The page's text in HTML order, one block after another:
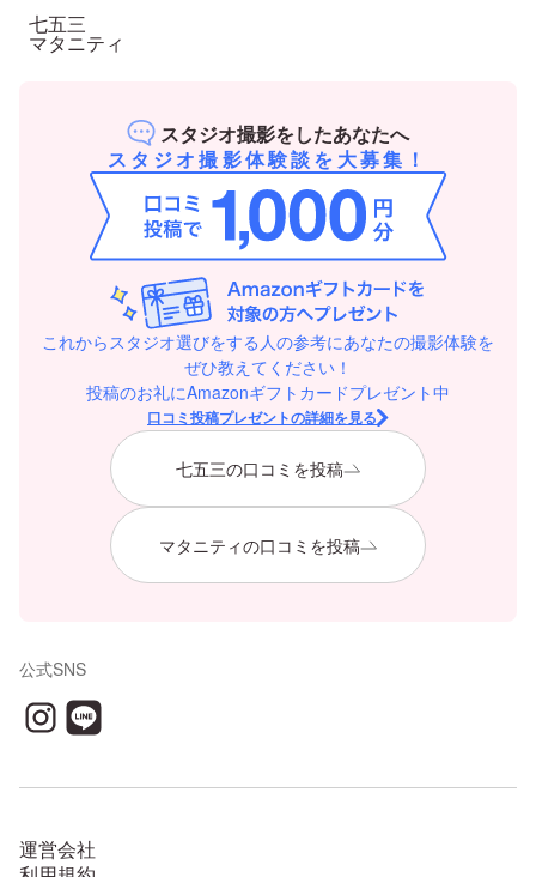
七五三
マタニティ
スタジオ撮影をしたあなたへ
スタジオ撮影体験談を大募集！
これからスタジオ選びをする人の参考にあなたの撮影体験を
ぜひ教えてください！
投稿のお礼にAmazonギフトカードプレゼント中
口コミ投稿プレゼントの詳細を見る
七五三の口コミを投稿
マタニティの口コミを投稿
公式SNS
運営会社